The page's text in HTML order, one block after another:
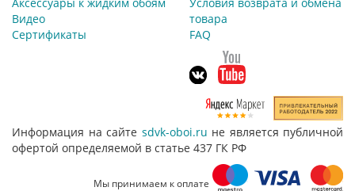
Видео
Сертификаты
товара
FAQ
Информация на сайте sdvk-oboi.ru не является публичной
офертой определяемой в статье 437 ГК РФ
Мы принимаем к оплате